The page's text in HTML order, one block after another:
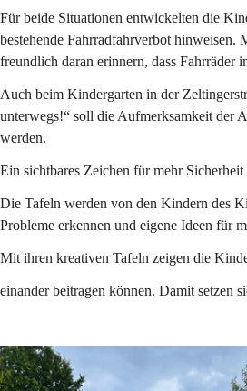
Für beide Situationen entwickelten die
bestehende Fahrradfahrverbot
freundlich daran erinnern, dass Fahrräder
Auch beim Kindergarten in der
unterwegs!“ soll die Aufmerksamkeit der
werden.
Ein sichtbares Zeichen für mehr Sicherheit
Die Tafeln werden von den Kindern des
Probleme erkennen und eigene Ideen für
Mit ihren kreativen Tafeln zeigen die
einander beitragen können. Damit setzen